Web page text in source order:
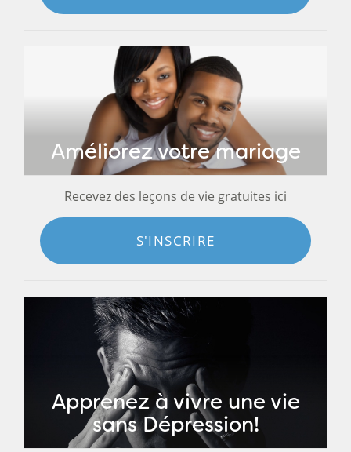
Améliorez votre mariage
Recevez des leçons de vie gratuites ici
S'INSCRIRE
Apprenez à vivre une vie
sans Dépression!